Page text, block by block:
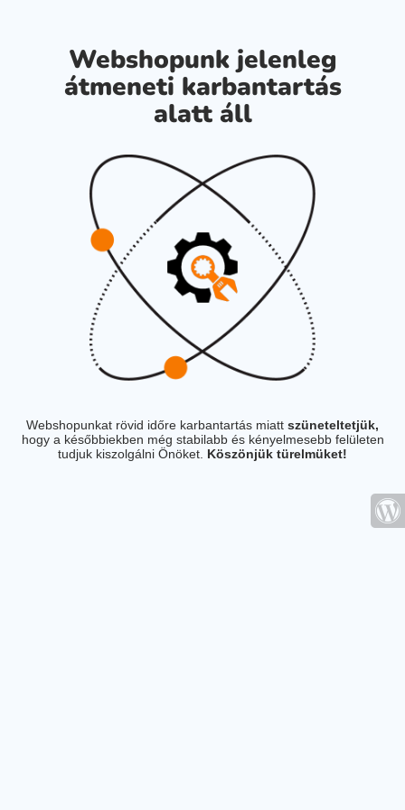
Webshopunk jelenleg
átmeneti karbantartás
alatt áll
Webshopunkat rövid időre karbantartás miatt szüneteltetjük,
hogy a későbbiekben még stabilabb és kényelmesebb felületen
tudjuk kiszolgálni Önöket. Köszönjük türelmüket!